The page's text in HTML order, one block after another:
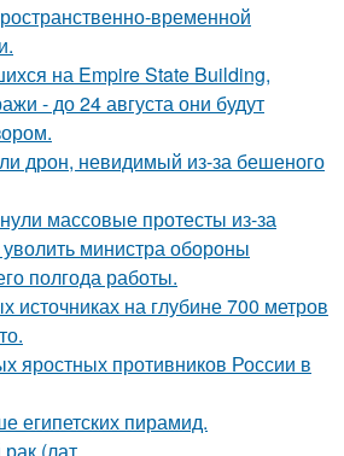
временной
на Empire State Building,
- до 24 августа они будут
дрон, невидимый из-за бешеного
массовые протесты из-за
министра обороны
полгода работы.
источниках на глубине 700 метров
яростных противников России в
египетских пирамид.
(лат.